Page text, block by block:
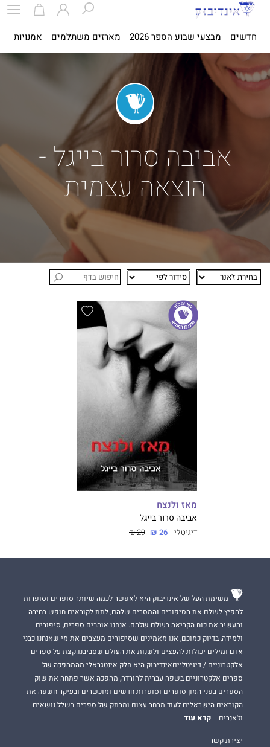
חדשים מבצעי שבוע הספר 2026 מארזים משתלמים אמנויות
אביבה סרור בייגל -
הוצאה עצמית
מאז ולנצח
אביבה סרור בייגל
דיגיטלי 26 ₪
29 ₪
משימת העל של אינדיבוק היא לאפשר לכמה שיותר סופרים וסופרות
להפיץ לעולם את הסיפורים והמסרים שלהם, לתת לקוראים חופש בחירה
והעשיר את כוח הקריאה בעולם שלהם. אנחנו אוהבים ספרים, סיפורים
ולמידה, בדיוק כמוכם, אנו מאמינים שסיפורים מעצבים את מי שאנחנו כבני
אדם ומילים יכולות להעצים ולשנות את העולם שסביבנו.קצת על ספרים
אלקטרוניים / דיגיטלייםאינדיבוק היא חלק אינטגראלי מהמהפכה של
ספרים אלקטרוניים בשפה עברית להורדה, מהפכה אשר פתחה את שוק
הספרים בפני המון סופרים וסופרות חדשים ומוכשרים ובעיקר חשפה את
הקוראים הישראלים לעוד מבחר עצום ומרתק של ספרים בשלל נושאים
וז'אנרים.
קרא עוד
יצירת קשר